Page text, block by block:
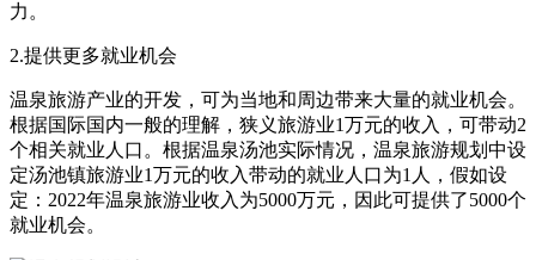
力。
2.提供更多就业机会
温泉旅游产业的开发，可为当地和周边带来大量的就业机会。
根据国际国内一般的理解，狭义旅游业1万元的收入，可带动2
个相关就业人口。根据温泉汤池实际情况，温泉旅游规划中设
定汤池镇旅游业1万元的收入带动的就业人口为1人，假如设
定：2022年温泉旅游业收入为5000万元，因此可提供了5000个
就业机会。